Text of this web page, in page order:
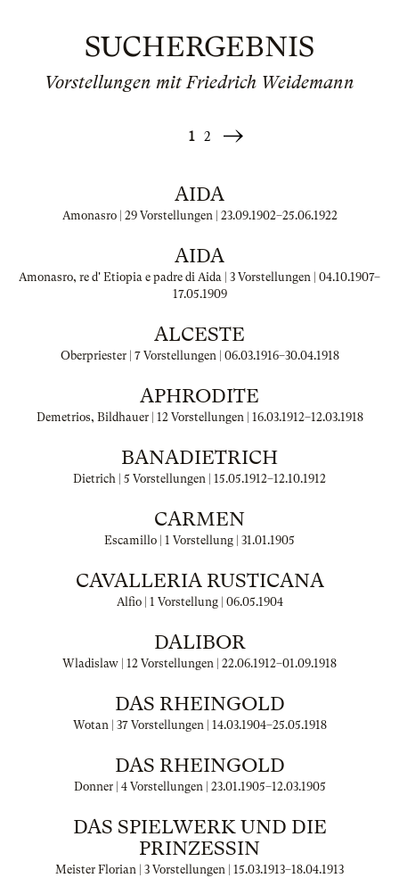
SUCHERGEBNIS
Vorstellungen mit Friedrich Weidemann
1 2
Weiter
AIDA
Amonasro | 29 Vorstellungen | 23.09.1902–25.06.1922
AIDA
Amonasro, re d' Etiopia e padre di Aida | 3 Vorstellungen | 04.10.1907–
17.05.1909
ALCESTE
Oberpriester | 7 Vorstellungen | 06.03.1916–30.04.1918
APHRODITE
Demetrios, Bildhauer | 12 Vorstellungen | 16.03.1912–12.03.1918
BANADIETRICH
Dietrich | 5 Vorstellungen | 15.05.1912–12.10.1912
CARMEN
Escamillo | 1 Vorstellung | 31.01.1905
CAVALLERIA RUSTICANA
Alfio | 1 Vorstellung | 06.05.1904
DALIBOR
Wladislaw | 12 Vorstellungen | 22.06.1912–01.09.1918
DAS RHEINGOLD
Wotan | 37 Vorstellungen | 14.03.1904–25.05.1918
DAS RHEINGOLD
Donner | 4 Vorstellungen | 23.01.1905–12.03.1905
DAS SPIELWERK UND DIE
PRINZESSIN
Meister Florian | 3 Vorstellungen | 15.03.1913–18.04.1913